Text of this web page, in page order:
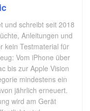
und schreibt seit 2018
Anleitungen und
kein Testmaterial für
Vom iPhone über
bis zur Apple Vision
mindestens ein
jährlich erneuert.
wird am Gerät